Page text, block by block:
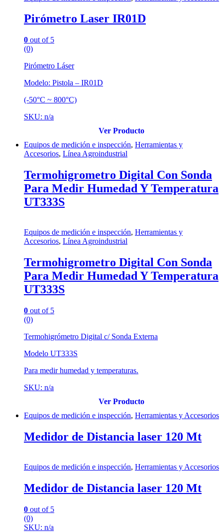
Pirómetro Laser IR01D
0 out of 5
(0)
Pirómetro Láser
Modelo: Pistola – IR01D
(-50°C ~ 800°C)
SKU: n/a
Ver Producto
Equipos de medición e inspección, Herramientas y
Accesorios, Línea Agroindustrial
Termohigrometro Digital Con Sonda
Para Medir Humedad Y Temperatura
UT333S
Equipos de medición e inspección, Herramientas y
Accesorios, Línea Agroindustrial
Termohigrometro Digital Con Sonda
Para Medir Humedad Y Temperatura
UT333S
0 out of 5
(0)
Termohigrómetro Digital c/ Sonda Externa
Modelo UT333S
Para medir humedad y temperaturas.
SKU: n/a
Ver Producto
Equipos de medición e inspección, Herramientas y Accesorios
Medidor de Distancia laser 120 Mt
Equipos de medición e inspección, Herramientas y Accesorios
Medidor de Distancia laser 120 Mt
0 out of 5
(0)
SKU: n/a